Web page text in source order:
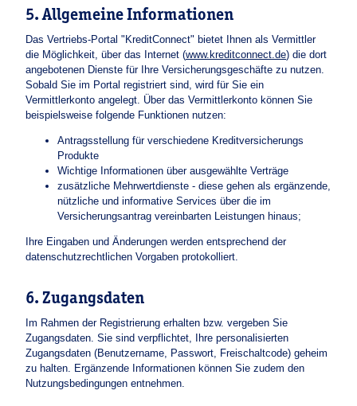
5. Allgemeine Informationen
Das Vertriebs-Portal "KreditConnect" bietet Ihnen als Vermittler
die Möglichkeit, über das Internet (www.kreditconnect.de) die dort
angebotenen Dienste für Ihre Versicherungsgeschäfte zu nutzen.
Sobald Sie im Portal registriert sind, wird für Sie ein
Vermittlerkonto angelegt. Über das Vermittlerkonto können Sie
beispielsweise folgende Funktionen nutzen:
Antragsstellung für verschiedene Kreditversicherungs
Produkte
Wichtige Informationen über ausgewählte Verträge
zusätzliche Mehrwertdienste - diese gehen als ergänzende,
nützliche und informative Services über die im
Versicherungsantrag vereinbarten Leistungen hinaus;
Ihre Eingaben und Änderungen werden entsprechend der
datenschutzrechtlichen Vorgaben protokolliert.
6. Zugangsdaten
Im Rahmen der Registrierung erhalten bzw. vergeben Sie
Zugangsdaten. Sie sind verpflichtet, Ihre personalisierten
Zugangsdaten (Benutzername, Passwort, Freischaltcode) geheim
zu halten. Ergänzende Informationen können Sie zudem den
Nutzungsbedingungen entnehmen.